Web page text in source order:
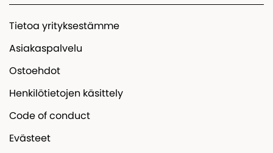
Tietoa yrityksestämme
Asiakaspalvelu
Ostoehdot
Henkilötietojen käsittely
Code of conduct
Evästeet